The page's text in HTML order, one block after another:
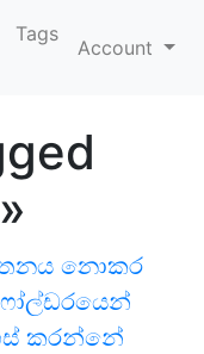
Tags
Account
නොකර
කරන්නේ